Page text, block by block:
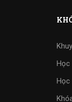
Học
Học